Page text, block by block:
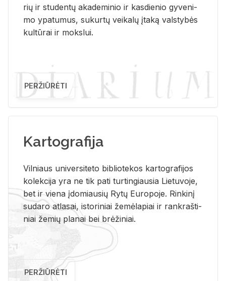
rių ir stu­den­tų aka­de­mi­nio ir kas­die­nio gy­ve­ni­
mo ypa­tu­mus, su­kur­tų vei­ka­lų įta­ką vals­ty­bės
kul­tū­rai ir moks­lui.
PERŽIŪRĖTI
Kartografija
Vil­niaus uni­ver­si­te­to bi­b­lio­te­kos kar­to­gra­fi­jos
ko­lek­ci­ja yra ne tik pati tur­tin­giau­sia Lie­tu­vo­je,
bet ir vie­na įdo­miau­sių Rytų Eu­ro­po­je. Rin­ki­nį
su­da­ro at­la­sai, is­to­ri­niai že­mė­la­piai ir rank­raš­ti­
niai že­mių pla­nai bei brė­ži­niai.
PERŽIŪRĖTI